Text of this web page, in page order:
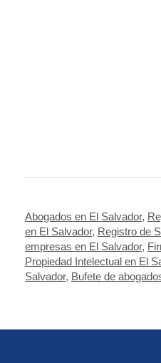
Abogados en El Salvador,
en El Salvador, Registro de
empresas en El Salvador,
Propiedad Intelectual en El
Salvador, Bufete de